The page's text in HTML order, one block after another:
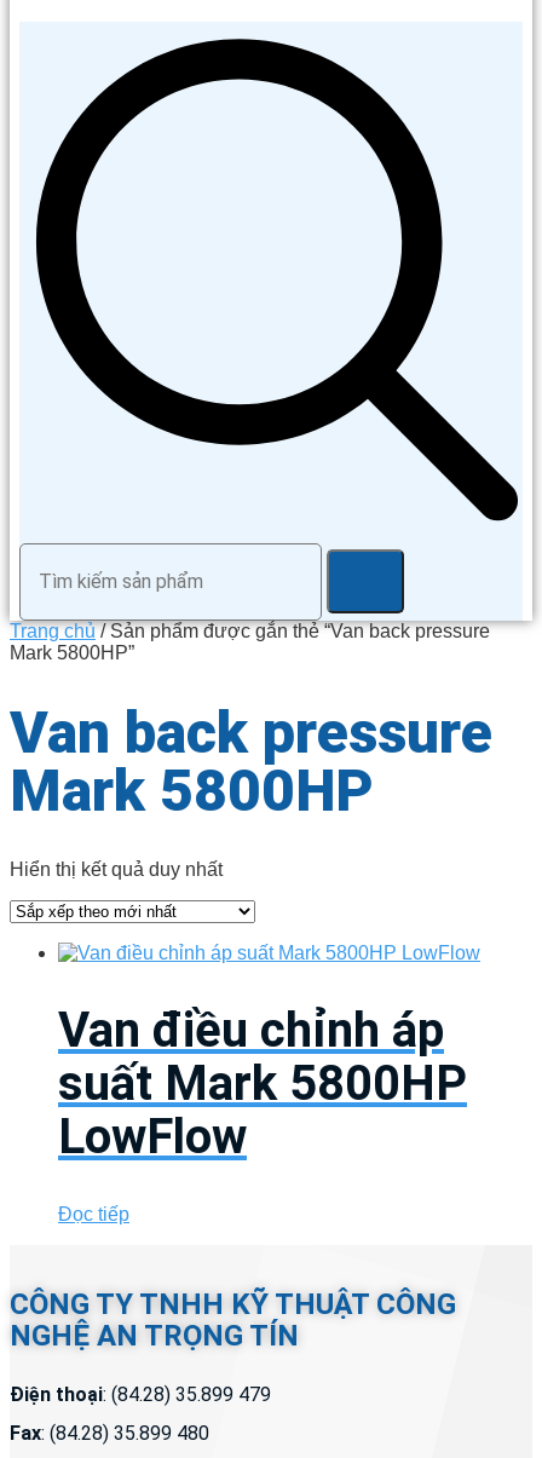
Trang chủ/ Sản phẩm được gắn thẻ “Van back pressure
Mark 5800HP”
Van back pressure
Mark 5800HP
Hiển thị kết quả duy nhất
Van điều chỉnh áp
suất Mark 5800HP
LowFlow
Đọc tiếp
CÔNG TY TNHH KỸ THUẬT CÔNG
NGHỆ AN TRỌNG TÍN
Điện thoại: (84.28) 35.899 479
Fax: (84.28) 35.899 480